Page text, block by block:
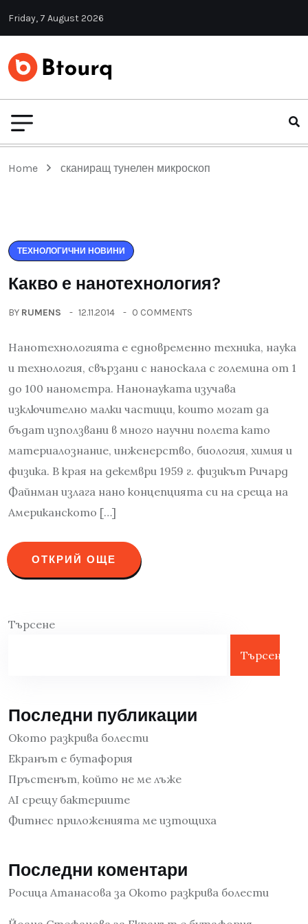
Friday, 7 August 2026
Home сканиращ тунелен микроскоп
ТЕХНОЛОГИЧНИ НОВИНИ
Какво е нанотехнология?
BY RUMENS 12.11.2014 0 COMMENTS
Нанотехнологията е едновременно техника, наука
и технология, свързани с наноскала с големина от 1
до 100 нанометра. Нанонауката изучава
изключително малки частици, които могат да
бъдат използвани в много научни полета като
материалознание, инженерство, биология, химия и
физика. В края на декември 1959 г. физикът Ричард
Файнман излага нано концепцията си на среща на
Американското […]
ОТКРИЙ ОЩЕ
Търсене
Търсене
Последни публикации
Окото разкрива болести
Екранът е бутафория
Пръстенът, който не ме лъже
AI срещу бактериите
Фитнес приложенията ме изтощиха
Последни коментари
Росица Атанасова за Окото разкрива болести